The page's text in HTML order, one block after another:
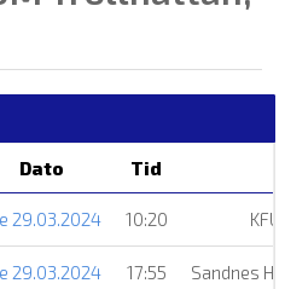
Dato Tid
29.03.2024 10:20
29.03.2024 17:55 Sandnes